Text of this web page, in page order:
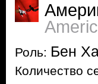
Роль: Бен
Количество